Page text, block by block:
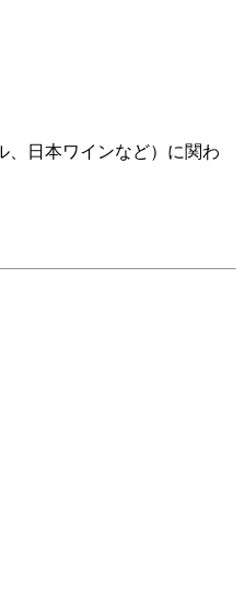
、日本ワインなど）に関わ